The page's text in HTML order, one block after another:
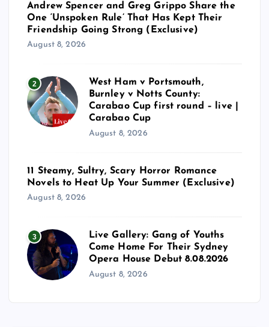
Andrew Spencer and Greg Grippo Share the
One ‘Unspoken Rule’ That Has Kept Their
Friendship Going Strong (Exclusive)
August 8, 2026
2
West Ham v Portsmouth,
Burnley v Notts County:
Carabao Cup first round – live |
Carabao Cup
August 8, 2026
11 Steamy, Sultry, Scary Horror Romance
Novels to Heat Up Your Summer (Exclusive)
August 8, 2026
3
Live Gallery: Gang of Youths
Come Home For Their Sydney
Opera House Debut 8.08.2026
August 8, 2026